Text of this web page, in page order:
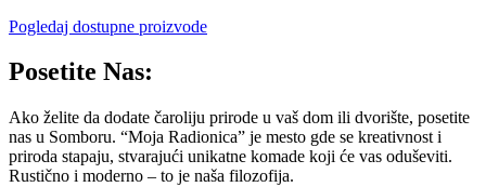
Pogledaj dostupne proizvode
Posetite Nas:
Ako želite da dodate čaroliju prirode u vaš dom ili dvorište, posetite
nas u Somboru. “Moja Radionica” je mesto gde se kreativnost i
priroda stapaju, stvarajući unikatne komade koji će vas oduševiti.
Rustično i moderno – to je naša filozofija.